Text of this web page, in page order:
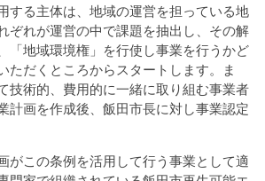
する主体は、地域の運営を担っている地
ぞれが運営の中で課題を抽出し、その解
「地域環境権」を行使し事業を行うかど
ただくところからスタートします。ま
技術的、費用的に一緒に取り組む事業者
計画を作成後、飯田市長に対し事業認定
がこの条例を活用して行う事業として適